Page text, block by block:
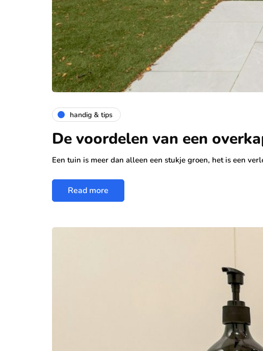
handig & tips
De voordelen van een
Een tuin is meer dan alleen een stukje groen, het is een
Read more